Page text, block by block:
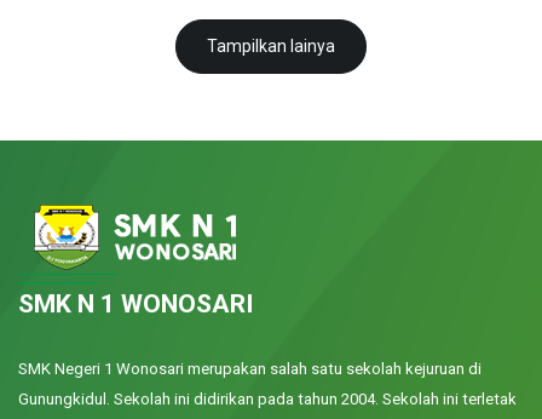
Tampilkan lainya
SMK N 1 WONOSARI
SMK Negeri 1 Wonosari merupakan salah satu sekolah kejuruan di
Gunungkidul. Sekolah ini didirikan pada tahun 2004. Sekolah ini terletak